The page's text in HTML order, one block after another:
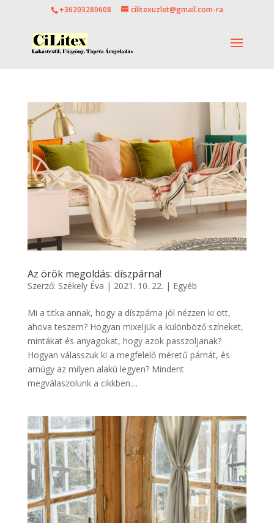
+36203280608 cilitexuzlet@gmail.com-ra
Az örök megoldás: díszpárna!
Szerző: Székely Éva | 2021. 10. 22. | Egyéb
Mi a titka annak, hogy a díszpárna jól nézzen ki ott,
ahova teszem? Hogyan mixeljük a különböző színeket,
mintákat és anyagokat, hogy azok passzoljanak?
Hogyan válasszuk ki a megfelelő méretű párnát, és
amúgy az milyen alakú legyen? Mindent
megválaszolunk a cikkben....